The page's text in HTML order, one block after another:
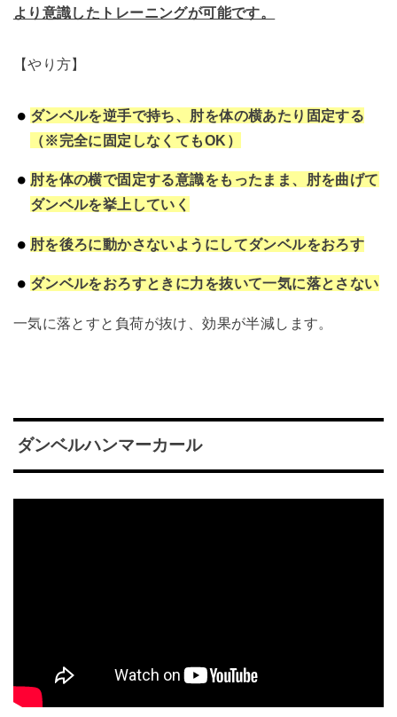
より意識したトレーニングが可能です。
【やり方】
ダンベルを逆手で持ち、肘を体の横あたり固定する
（※完全に固定しなくてもOK）
肘を体の横で固定する意識をもったまま、肘を曲げて
ダンベルを挙上していく
肘を後ろに動かさないようにしてダンベルをおろす
ダンベルをおろすときに力を抜いて一気に落とさない
一気に落とすと負荷が抜け、効果が半減します。
ダンベルハンマーカール